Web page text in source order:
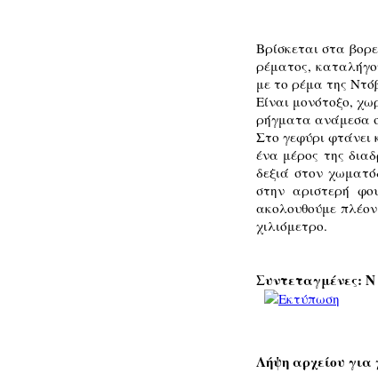
Βρίσκεται στα
ρέματος,
με το ρέμα της
Είναι μονότοξο,
ρήγματα ανάμεσα
Στο γεφύρι φτάνει
ένα μέρος της
δεξιά στον
στην αριστερή
ακολουθούμε
χιλιόμετρο.
Συντεταγμένες: Ν
Λήψη αρχείου για